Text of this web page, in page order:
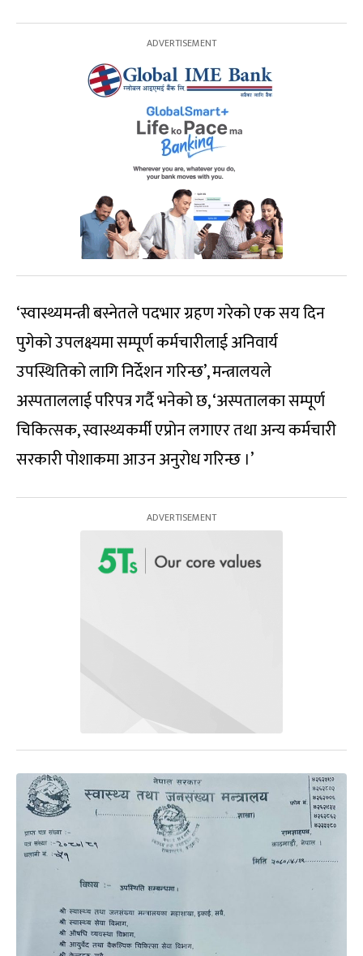
‘स्वास्थ्यमन्त्री बस्नेतले पदभार ग्रहण गरेको एक सय दिन
पुगेको उपलक्ष्यमा सम्पूर्ण कर्मचारीलाई अनिवार्य
उपस्थितिको लागि निर्देशन गरिन्छ’, मन्त्रालयले
अस्पताललाई परिपत्र गर्दै भनेको छ, ‘अस्पतालका सम्पूर्ण
चिकित्सक, स्वास्थ्यकर्मी एप्रोन लगाएर तथा अन्य कर्मचारी
सरकारी पोशाकमा आउन अनुरोध गरिन्छ ।’